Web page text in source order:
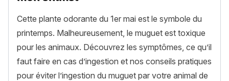
Cette plante odorante du 1er mai est le symbole du
printemps. Malheureusement, le muguet est toxique
pour les animaux. Découvrez les symptômes, ce qu’il
faut faire en cas d’ingestion et nos conseils pratiques
pour éviter l’ingestion du muguet par votre animal de